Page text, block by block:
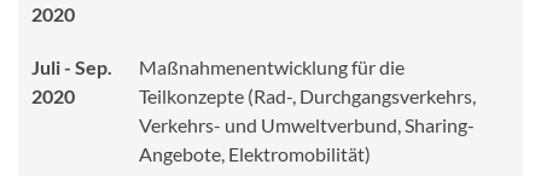
2020
Juli - Sep.
2020
Maßnahmenentwicklung für die
Teilkonzepte (Rad-, Durchgangsverkehrs,
Verkehrs- und Umweltverbund, Sharing-
Angebote, Elektromobilität)